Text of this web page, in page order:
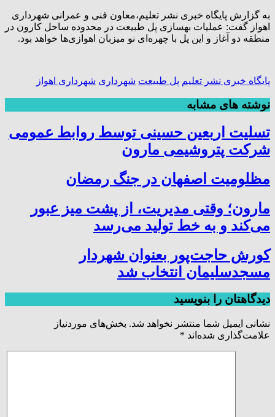
به گزارش پایگاه خبری نشر تعلیم،معاون فنی و عمرانی شهرداری
اهواز گفت: عملیات بهسازی پل طبیعت در محدوده ساحل کارون در
منطقه دو آغاز و این پل با چهره‌ای نو میزبان اهوازی‌ها خواهد بود.
پایگاه خبری نشر تعلیم پل طبیعت شهرداری شهرداری اهواز
نوشته های مشابه
تسلیت اربعین حسینی توسط روابط عمومی
شرکت پتروشیمی مارون
مظلومیت اصفهان در جنگ رمضان
مارون؛ وقتی مدیریت، از پشت میز عبور
می‌کند و به خط تولید می‌رسد
کورش حاجت‌پور بعنوان شهردار
مسجدسلیمان انتخاب شد
دیدگاهتان را بنویسید
نشانی ایمیل شما منتشر نخواهد شد. بخش‌های موردنیاز
علامت‌گذاری شده‌اند *